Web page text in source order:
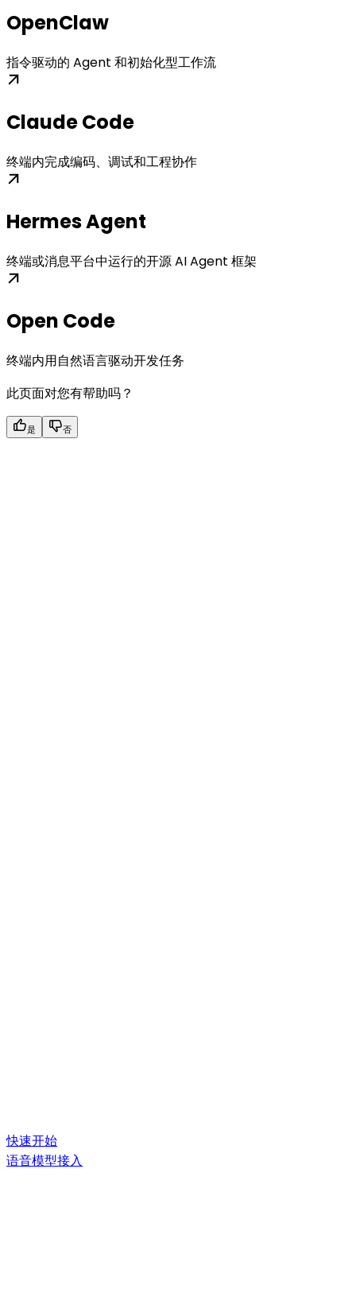
OpenClaw
指令驱动的 Agent 和初始化型工作流
Claude Code
终端内完成编码、调试和工程协作
Hermes Agent
终端或消息平台中运行的开源 AI Agent 框架
Open Code
终端内用自然语言驱动开发任务
此页面对您有帮助吗？
是 否
快速开始
语音模型接入